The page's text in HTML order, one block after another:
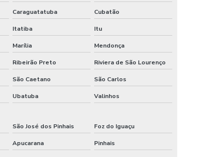
Joias no atacado
Caraguatatuba Cubatão
Itatiba Itu
Marília Mendonça
Ribeirão Preto Riviera de São Lourenço
São Caetano São Carlos
Ubatuba Valinhos
São José dos Pinhais Foz do Iguaçu
Apucarana Pinhais